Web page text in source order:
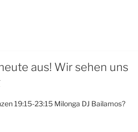
aus! Wir sehen uns
19:15-23:15 Milonga DJ Bailamos?